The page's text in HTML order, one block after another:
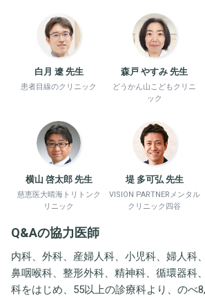
白月 遼 先生
患者目線のクリニック
森戸 やすみ 先生
どうかん山こどもクリニ
ック
横山 啓太郎 先生
慈恵医大晴海トリトンク
リニック
堤 多可弘 先生
VISION PARTNERメンタル
クリニック四谷
Q&Aの協力医師
内科、外科、産婦人科、小児科、婦人科
鼻咽喉科、整形外科、精神科、循環器科
科をはじめ、55以上の診療科より、のべ